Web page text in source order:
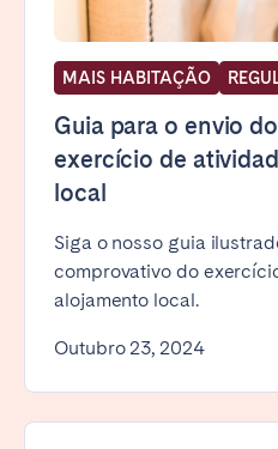
MAIS HABITAÇÃO
Guia para o envio
exercício de
local
Siga o nosso guia
comprovativo do
alojamento local.
Outubro 23, 2024